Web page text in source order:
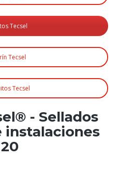
Tecsel
Tecsel
Tecsel
- Sellados
instalaciones